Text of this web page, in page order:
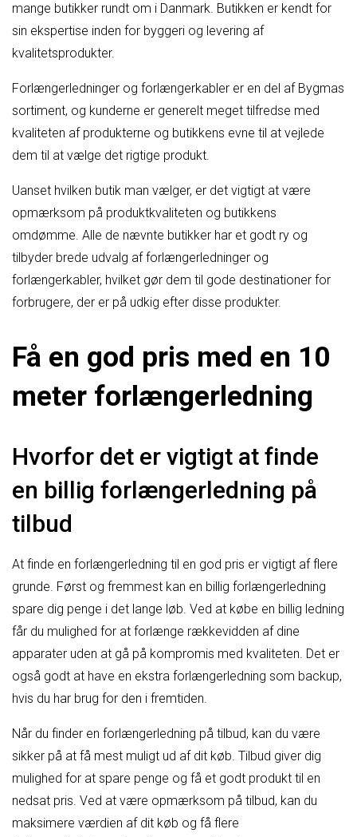
mange butikker rundt om i Danmark. Butikken er kendt for
sin ekspertise inden for byggeri og levering af
kvalitetsprodukter.
Forlængerledninger og forlængerkabler er en del af Bygmas
sortiment, og kunderne er generelt meget tilfredse med
kvaliteten af produkterne og butikkens evne til at vejlede
dem til at vælge det rigtige produkt.
Uanset hvilken butik man vælger, er det vigtigt at være
opmærksom på produktkvaliteten og butikkens
omdømme. Alle de nævnte butikker har et godt ry og
tilbyder brede udvalg af forlængerledninger og
forlængerkabler, hvilket gør dem til gode destinationer for
forbrugere, der er på udkig efter disse produkter.
Få en god pris med en 10
meter forlængerledning
Hvorfor det er vigtigt at finde
en billig forlængerledning på
tilbud
At finde en forlængerledning til en god pris er vigtigt af flere
grunde. Først og fremmest kan en billig forlængerledning
spare dig penge i det lange løb. Ved at købe en billig ledning
får du mulighed for at forlænge rækkevidden af dine
apparater uden at gå på kompromis med kvaliteten. Det er
også godt at have en ekstra forlængerledning som backup,
hvis du har brug for den i fremtiden.
Når du finder en forlængerledning på tilbud, kan du være
sikker på at få mest muligt ud af dit køb. Tilbud giver dig
mulighed for at spare penge og få et godt produkt til en
nedsat pris. Ved at være opmærksom på tilbud, kan du
maksimere værdien af dit køb og få flere